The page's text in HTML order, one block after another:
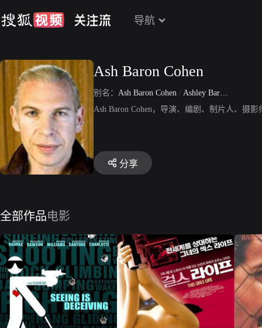
导航
Ash Baron Cohen
别名： Ash Baron Cohen / Ashley Baron Cohen
Ash Baron Cohen，导演、编剧、制片人、摄
分享
全部作品电影